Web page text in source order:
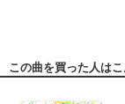
この曲を買った人は